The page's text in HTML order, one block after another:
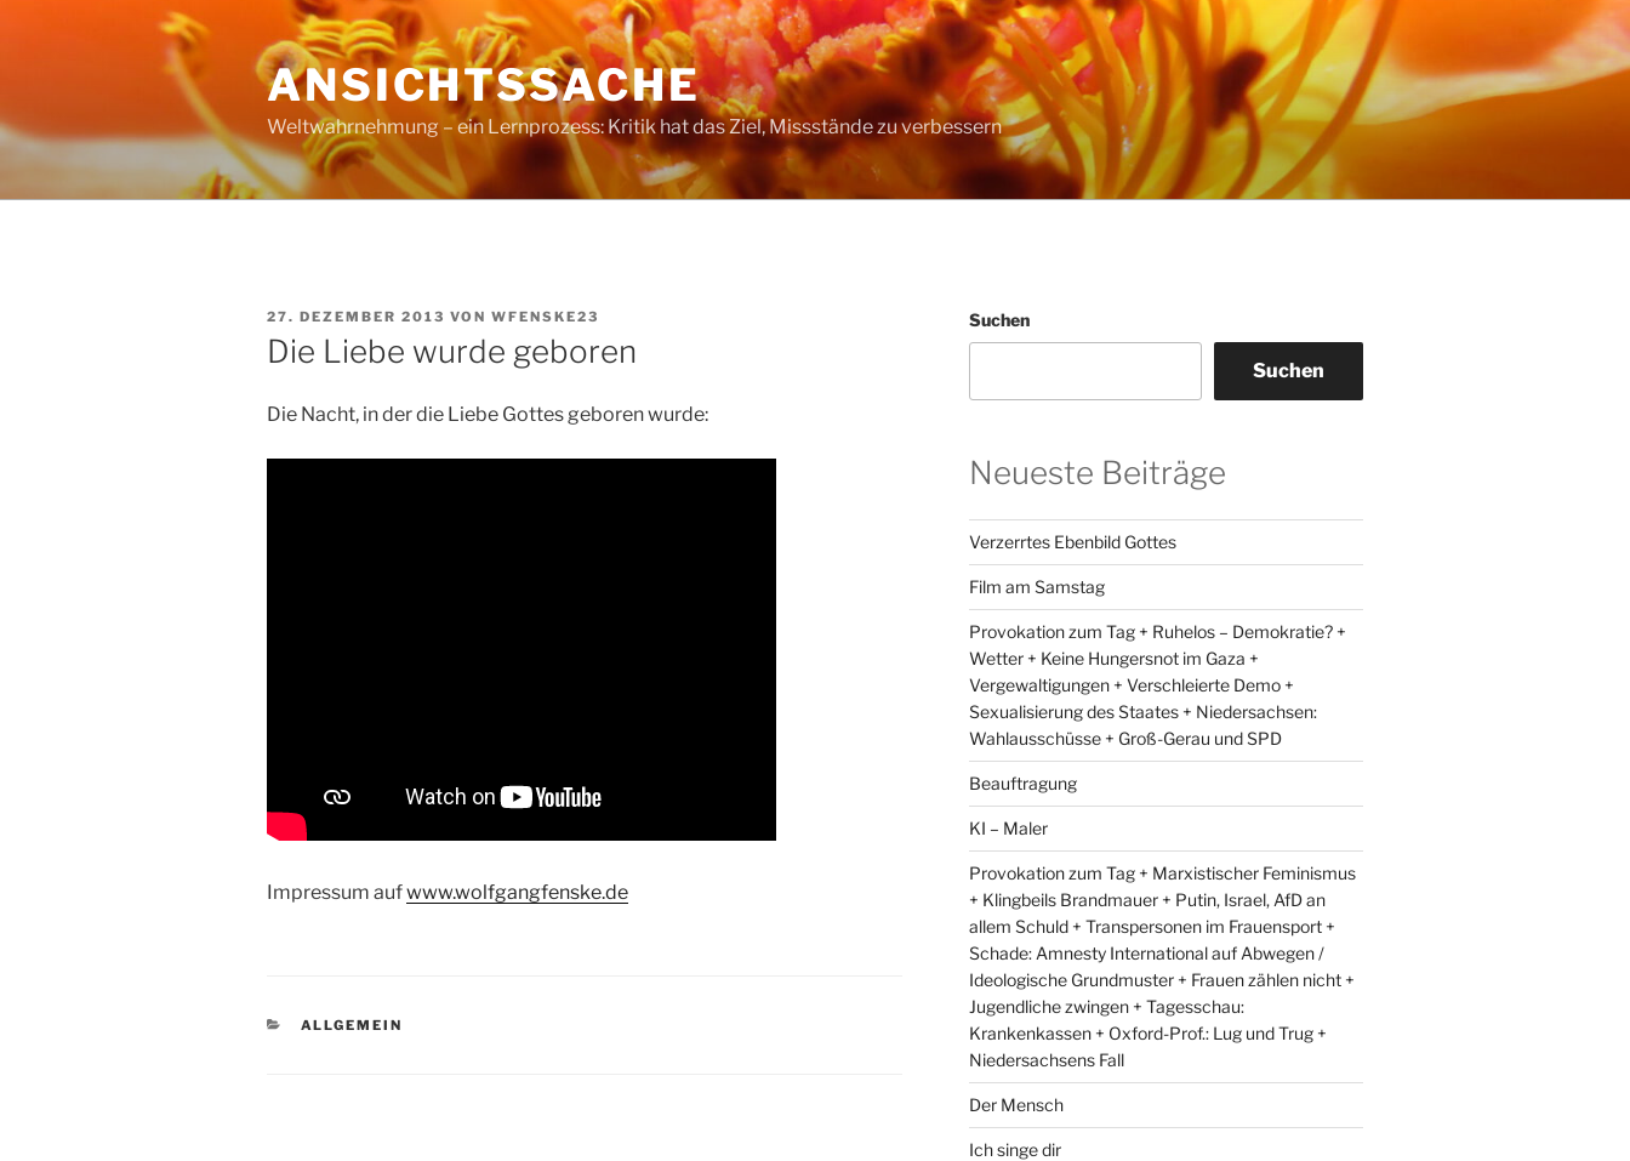
ANSICHTSSACHE
Weltwahrnehmung – ein Lernprozess: Kritik hat das Ziel, Missstände zu verbessern
VERÖFFENTLICHT
AM
27. DEZEMBER 2013 VON WFENSKE23
Die Liebe wurde geboren
Die Nacht, in der die Liebe Gottes geboren wurde:
Impressum aufwww.wolfgangfenske.de
KATEGORIEN
ALLGEMEIN
Suchen
Suchen
Neueste Beiträge
Verzerrtes Ebenbild Gottes
Film am Samstag
Provokation zum Tag + Ruhelos – Demokratie? +
Wetter + Keine Hungersnot im Gaza +
Vergewaltigungen + Verschleierte Demo +
Sexualisierung des Staates + Niedersachsen:
Wahlausschüsse + Groß-Gerau und SPD
Beauftragung
KI – Maler
Provokation zum Tag + Marxistischer Feminismus
+ Klingbeils Brandmauer + Putin, Israel, AfD an
allem Schuld + Transpersonen im Frauensport +
Schade: Amnesty International auf Abwegen /
Ideologische Grundmuster + Frauen zählen nicht +
Jugendliche zwingen + Tagesschau:
Krankenkassen + Oxford-Prof.: Lug und Trug +
Niedersachsens Fall
Der Mensch
Ich singe dir